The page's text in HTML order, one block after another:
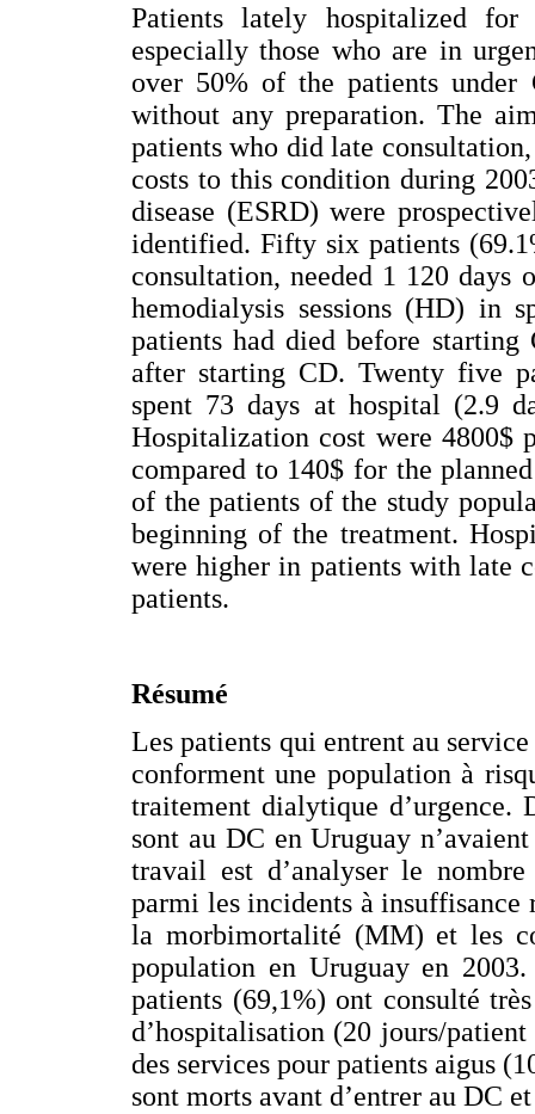
Patients lately hospitalized
especially those who are in
over 50% of the patients under
without any preparation. The
patients who did late
costs to this condition during
disease (ESRD) were
identified. Fifty six patients
consultation, needed 1 120 days
hemodialysis sessions (HD) in
patients had died before
after starting CD. Twenty five
spent 73 days at hospital (2.9
Hospitalization cost were 4800$
compared to 140$ for the
of the patients of the study
beginning of the treatment.
were higher in patients with late
patients.
Résumé
Les patients qui entrent au
conforment une population à
traitement dialytique d’urgence.
sont au DC en Uruguay
travail est d’analyser le
parmi les incidents à
la morbimortalité (MM) et les
population en Uruguay en
patients (69,1%) ont consulté
d’hospitalisation (20 jours/
des services pour patients aigus
sont morts avant d’entrer au DC